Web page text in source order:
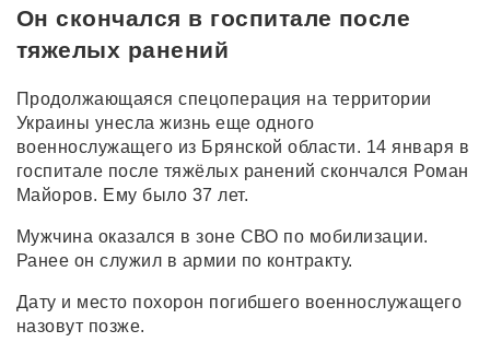
Он скончался в госпитале после
тяжелых ранений
Продолжающаяся спецоперация на территории
Украины унесла жизнь еще одного
военнослужащего из Брянской области. 14 января в
госпитале после тяжёлых ранений скончался Роман
Майоров. Ему было 37 лет.
Мужчина оказался в зоне СВО по мобилизации.
Ранее он служил в армии по контракту.
Дату и место похорон погибшего военнослужащего
назовут позже.